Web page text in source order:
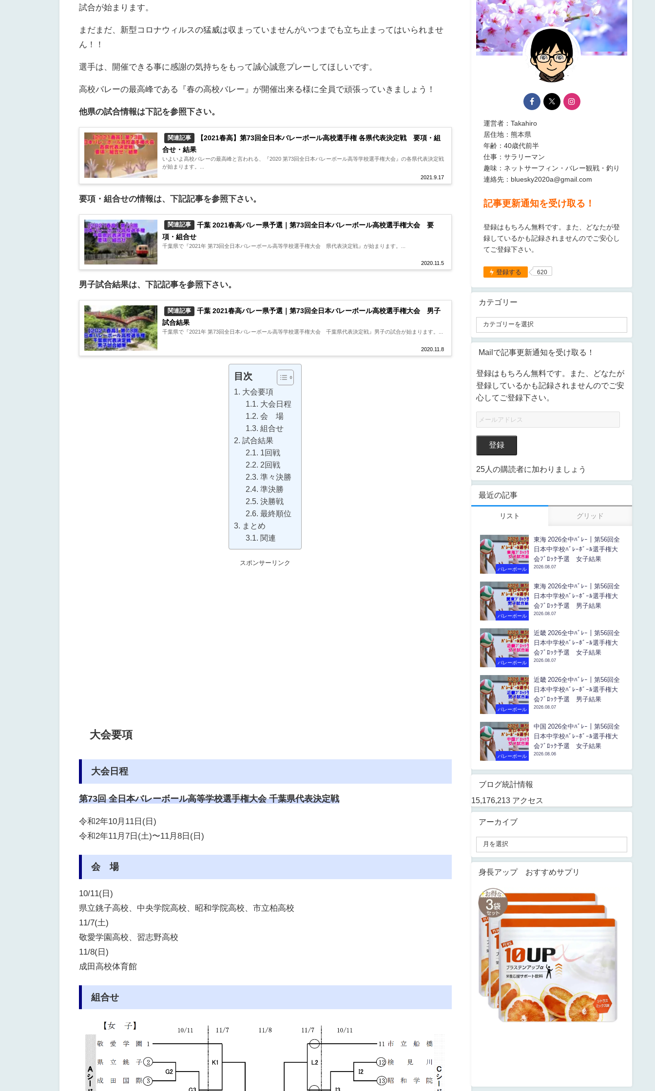
試合が始まります。
まだまだ、新型コロナウィルスの猛威は収まっていませんがいつまでも立ち止まってはいられませ
ん！！
選手は、開催できる事に感謝の気持ちをもって誠心誠意プレーしてほしいです。
高校バレーの最高峰である『春の高校バレー』が開催出来る様に全員で頑張っていきましょう！
他県の試合情報は下記を参照下さい。
関連記事
【2021春高】第73回全日本バレーボール高校選手権 各県代表決定戦 要項・組
合せ・結果
2021.9.17
いよいよ高校バレーの最高峰と言われる、『2020 第73回全日本バレーボール高等学校選手権大会』の各県代表決定戦
が始まります。...
要項・組合せの情報は、下記記事を参照下さい。
関連記事
千葉 2021春高バレー県予選｜第73回全日本バレーボール高校選手権大会 要
項・組合せ
2020.11.5
千葉県で『2021年 第73回全日本バレーボール高等学校選手権大会 県代表決定戦』が始まります。...
男子試合結果は、下記記事を参照下さい。
関連記事
千葉 2021春高バレー県予選｜第73回全日本バレーボール高校選手権大会 男子
試合結果
2020.11.8
千葉県で『2021年 第73回全日本バレーボール高等学校選手権大会 千葉県代表決定戦』男子の試合が始まります。...
目次
大会要項
大会日程
会 場
組合せ
試合結果
1回戦
2回戦
準々決勝
準決勝
決勝戦
最終順位
まとめ
関連
スポンサーリンク
大会要項
大会日程
第73回 全日本バレーボール高等学校選手権大会 千葉県代表決定戦
令和2年10月11日(日)
令和2年11月7日(土)〜11月8日(日)
会 場
10/11(日)
県立銚子高校、中央学院高校、昭和学院高校、市立柏高校
11/7(土)
敬愛学園高校、習志野高校
11/8(日)
成田高校体育館
組合せ
運営者：Takahiro
居住地：熊本県
年齢：40歳代前半
仕事：サラリーマン
趣味：ネットサーフィン・バレー観戦・釣り
連絡先：bluesky2020a@gmail.com
記事更新通知を受け取る！
登録はもちろん無料です。また、どなたが登
録しているかも記録されませんのでご安心し
てご登録下さい。
登録する 620
カテゴリー
Mailで記事更新通知を受け取る！
登録はもちろん無料です。また、どなたが
登録しているかも記録されませんのでご安
心してご登録下さい。
登録
25人の購読者に加わりましょう
最近の記事
リスト グリッド
バレーボール
東海 2026全中ﾊﾞﾚｰ｜第56回全
日本中学校ﾊﾞﾚｰﾎﾞｰﾙ選手権大
会ﾌﾞﾛｯｸ予選 女子結果
2026.08.07
バレーボール
東海 2026全中ﾊﾞﾚｰ｜第56回全
日本中学校ﾊﾞﾚｰﾎﾞｰﾙ選手権大
会ﾌﾞﾛｯｸ予選 男子結果
2026.08.07
バレーボール
近畿 2026全中ﾊﾞﾚｰ｜第56回全
日本中学校ﾊﾞﾚｰﾎﾞｰﾙ選手権大
会ﾌﾞﾛｯｸ予選 女子結果
2026.08.07
バレーボール
近畿 2026全中ﾊﾞﾚｰ｜第56回全
日本中学校ﾊﾞﾚｰﾎﾞｰﾙ選手権大
会ﾌﾞﾛｯｸ予選 男子結果
2026.08.07
バレーボール
中国 2026全中ﾊﾞﾚｰ｜第56回全
日本中学校ﾊﾞﾚｰﾎﾞｰﾙ選手権大
会ﾌﾞﾛｯｸ予選 女子結果
2026.08.06
ブログ統計情報
15,176,213 アクセス
アーカイブ
身長アップ おすすめサプリ